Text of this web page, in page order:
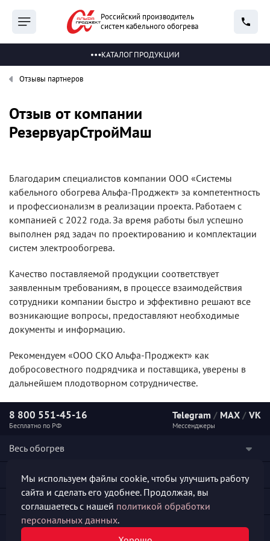
Российский производитель
систем кабельного обогрева
КАТАЛОГ ПРОДУКЦИИ
Отзывы партнеров
Отзыв от компании
РезервуарСтройМаш
Благодарим специалистов компании ООО «Системы
кабельного обогрева Альфа-Проджект» за компетентность
и профессионализм в реализации проекта. Работаем с
компанией с 2022 года. За время работы был успешно
выполнен ряд задач по проектированию и комплектации
систем электрообогрева.
Качество поставляемой продукции соответствует
заявленным требованиям, в процессе взаимодействия
сотрудники компании быстро и эффективно решают все
возникающие вопросы, предоставляют необходимые
документы и информацию.
Рекомендуем «ООО СКО Альфа-Проджект» как
добросовестного подрядчика и поставщика, уверены в
дальнейшем плодотворном сотрудничестве.
8 800 551-45-16
Бесплатно по РФ
Telegram / MAX / VK
Мессенджеры
Весь обогрев
Наши услуги
Полезная информация
Мы используем файлы cookie, чтобы улучшить работу
сайта и сделать его удобнее. Продолжая, вы
соглашаетесь с нашей политикой обработки
персональных данных.